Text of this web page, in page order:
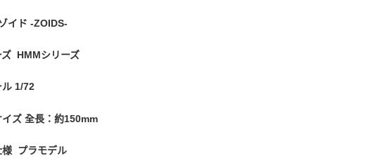
イド -ZOIDS-
ズ HMMシリーズ
ル 1/72
イズ 全長：約150mm
様 プラモデル